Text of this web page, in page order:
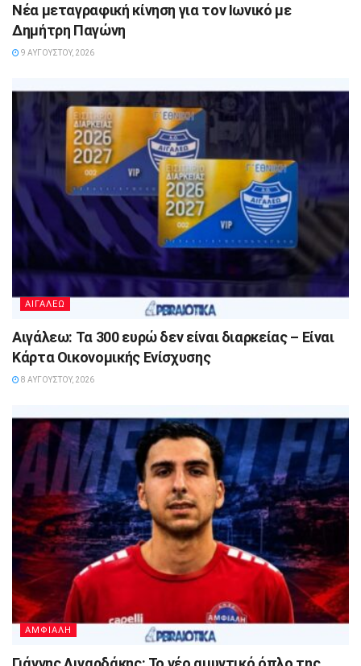
Νέα μεταγραφική κίνηση για τον Ιωνικό με
Δημήτρη Παγώνη
9 ΑΥΓΟΎΣΤΟΥ, 2026
ΑΙΓΑΛΕΩ
Αιγάλεω: Τα 300 ευρώ δεν είναι διαρκείας – Είναι
Κάρτα Οικονομικής Ενίσχυσης
8 ΑΥΓΟΎΣΤΟΥ, 2026
ΑΜΦΙΑΛΗ